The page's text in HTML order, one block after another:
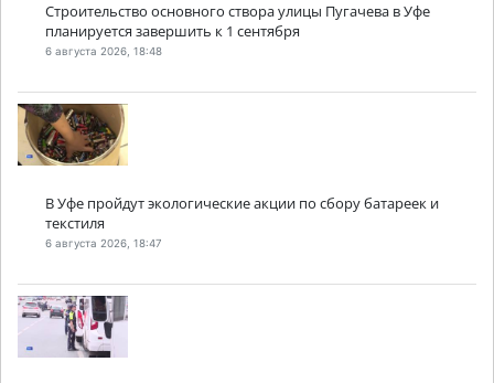
Строительство основного створа улицы Пугачева в Уфе
планируется завершить к 1 сентября
6 августа 2026, 18:48
В Уфе пройдут экологические акции по сбору батареек и
текстиля
6 августа 2026, 18:47